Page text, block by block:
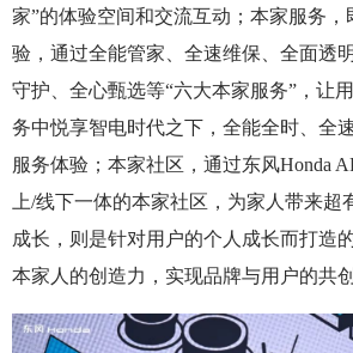
家”的体验空间和交流互动；本家服务
验，通过全能管家、全速维保、全面透
守护、全心甄选等“六大本家服务” ，让
务中悦享智电时代之下，全能全时、全
服务体验；本家社区，通过东风Honda
上/线下一体的本家社区，为家人带来超
成长，则是针对用户的个人成长而打造
本家人的创造力，实现品牌与用户的共创